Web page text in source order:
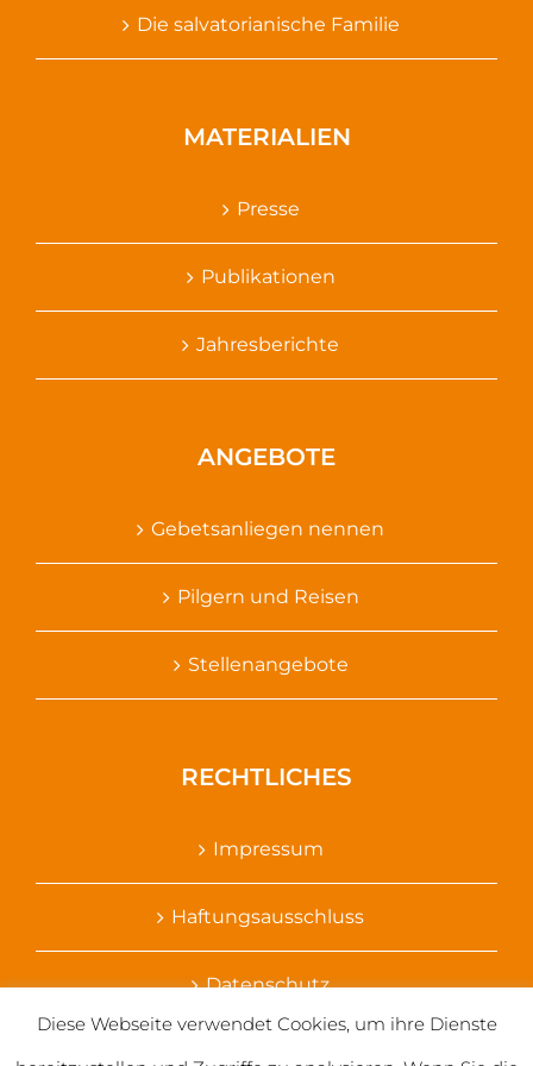
Die salvatorianische Familie
MATERIALIEN
Presse
Publikationen
Jahresberichte
ANGEBOTE
Gebetsanliegen nennen
Pilgern und Reisen
Stellenangebote
RECHTLICHES
Impressum
Haftungsausschluss
Datenschutz
Diese Webseite verwendet Cookies, um ihre Dienste